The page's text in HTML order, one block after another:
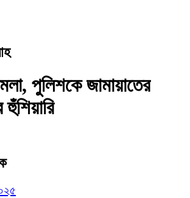
পুলিশকে জামায়াতের
হুঁশিয়ারি